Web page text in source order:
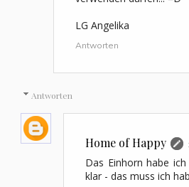
LG Angelika
Antworten
Antworten
Home of Happy
Das Einhorn habe
klar - das muss ich